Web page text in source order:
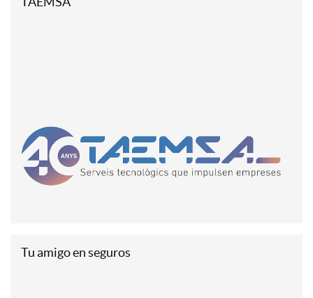
Tu amigo en seguros